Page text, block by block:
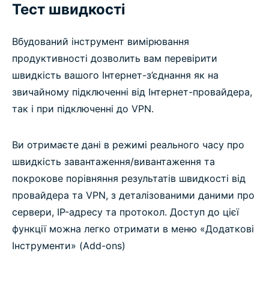
Тест швидкості
Вбудований інструмент вимірювання
продуктивності дозволить вам перевірити
швидкість вашого Інтернет-з’єднання як на
звичайному підключенні від Інтернет-провайдера,
так і при підключенні до VPN.
Ви отримаєте дані в режимі реального часу про
швидкість завантаження/вивантаження та
покрокове порівняння результатів швидкості від
провайдера та VPN, з деталізованими даними про
сервери, IP-адресу та протокол. Доступ до цієї
функції можна легко отримати в меню «Додаткові
Інструменти» (Add-ons)